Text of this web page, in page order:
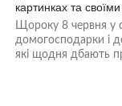
картинках та
Щороку 8 червня у
домогосподарки і
які щодня дбають